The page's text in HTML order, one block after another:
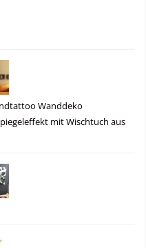
Wanddeko
mit Wischtuch aus